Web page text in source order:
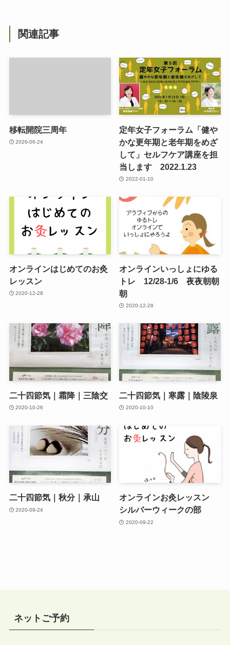
関連記事
移転開院三周年
2026-06-24
定年女子フォーラム「健や
かな更年期と老年期をめざ
して」セルフケア講座を担
当します 2022.1.23
2022-01-10
オンラインはじめてのお灸
レッスン
2020-12-28
オンラインいっしょにゆる
トレ 12/28-1/6 夜夜朝朝
朝
2020-12-28
二十四節気｜霜降｜三陰交
2020-10-26
二十四節気｜寒露｜陰陵泉
2020-10-10
二十四節気｜秋分｜承山
2020-09-24
オンラインお灸レッスン
シルバーウィークの部
2020-09-22
ネットご予約